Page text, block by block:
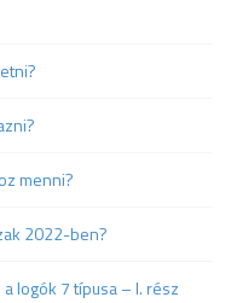
menni?
2022-ben?
logók 7 típusa – I. rész